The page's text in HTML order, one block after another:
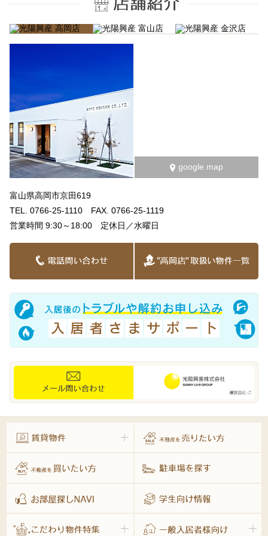
google map
富山県高岡市京田619
TEL. 0766-25-1110 FAX. 0766-25-1119
営業時間 9:30～18:00 定休日／水曜日